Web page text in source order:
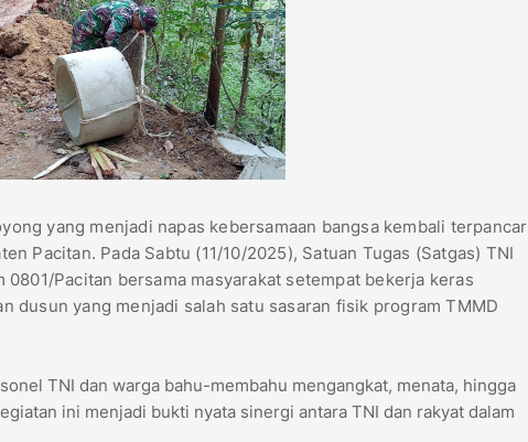
yang menjadi napas kebersamaan bangsa kembali terpancar
Pacitan. Pada Sabtu (11/10/2025), Satuan Tugas (Satgas) TNI
Pacitan bersama masyarakat setempat bekerja keras
dusun yang menjadi salah satu sasaran fisik program TMMD
TNI dan warga bahu-membahu mengangkat, menata, hingga
ini menjadi bukti nyata sinergi antara TNI dan rakyat dalam